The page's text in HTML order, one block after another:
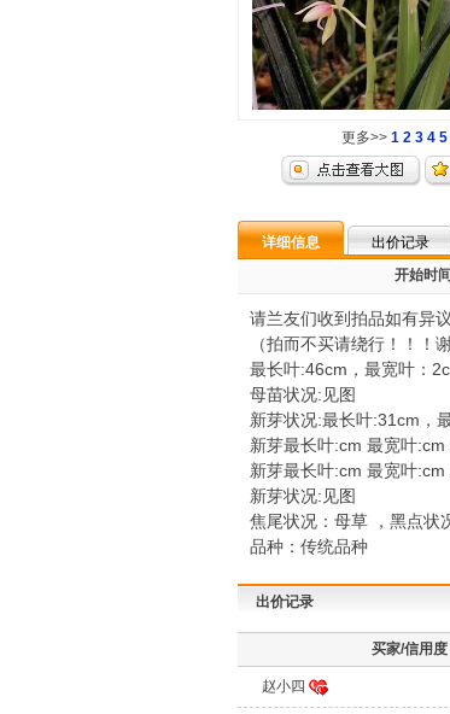
更多>> 1 2 3 4 5
详细信息 出价记录
开始时
请兰友们收到拍品如有异
（拍而不买请绕行！！！
最长叶:46cm，最宽叶：
母苗状况:见图
新芽状况:最长叶:31cm，
新芽最长叶:cm 最宽叶
新芽最长叶:cm 最宽叶:cm
新芽状况:见图
焦尾状况：母草 ，黑点状
品种：传统品种
出价记录
买家/信用度
赵小四